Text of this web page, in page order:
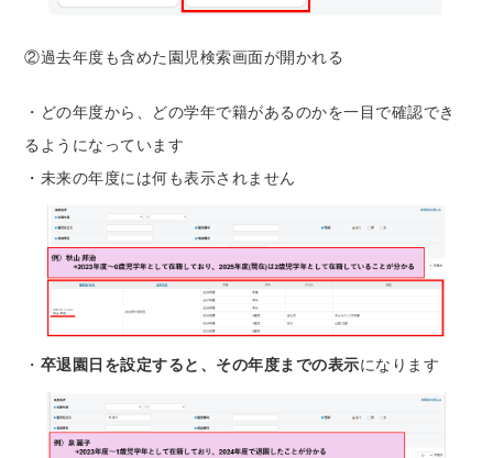
②過去年度も含めた園児検索画面が開かれる
・どの年度から、どの学年で籍があるのかを一目で確認でき
るようになっています
・未来の年度には何も表示されません
・ 卒退園日を設定すると、その年度までの表示になります